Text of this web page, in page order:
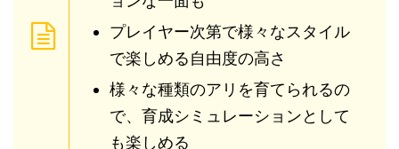
プレイヤー次第で様々なスタイル
で楽しめる自由度の高さ
様々な種類のアリを育てられるの
で、育成シミュレーションとして
も楽しめる